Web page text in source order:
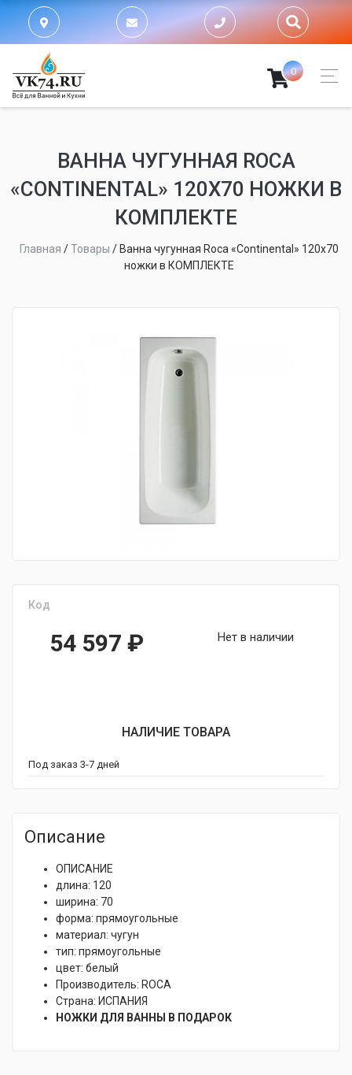
0
ВАННА ЧУГУННАЯ ROCA
«CONTINENTAL» 120Х70 НОЖКИ В
КОМПЛЕКТЕ
Главная /Товары / Ванна чугунная Roca «Continental» 120х70
ножки в КОМПЛЕКТЕ
Код
54 597 ₽ Нет в наличии
НАЛИЧИЕ ТОВАРА
Под заказ 3-7 дней
Описание
ОПИСАНИЕ
длина: 120
ширина: 70
форма: прямоугольные
материал: чугун
тип: прямоугольные
цвет: белый
Производитель: ROCA
Страна: ИСПАНИЯ
НОЖКИ ДЛЯ ВАННЫ В ПОДАРОК